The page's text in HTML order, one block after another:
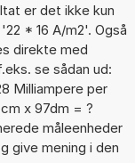
er det ikke kun
* 16 A/m2'. Også
direkte med
se sådan ud:
Milliampere per
x 97dm = ?
måleenheder
give mening i den